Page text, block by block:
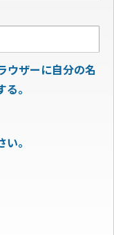
ウザーに自分の名
。
。